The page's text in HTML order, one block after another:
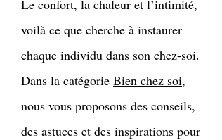
Le confort, la chaleur et l’intimité,
voilà ce que cherche à instaurer
chaque individu dans son chez-soi.
Dans la catégorie Bien chez soi,
nous vous proposons des conseils,
des astuces et des inspirations pour